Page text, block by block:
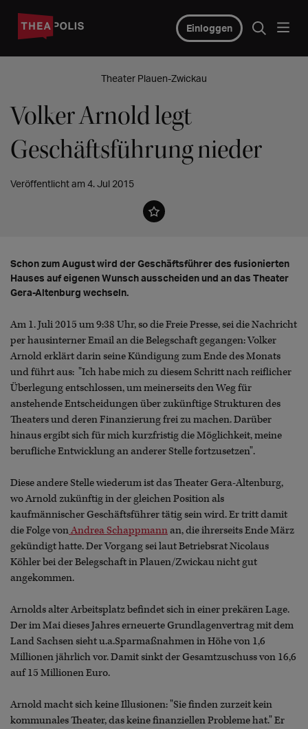
Einloggen
Theater Plauen-Zwickau
Volker Arnold legt
Geschäftsführung nieder
Veröffentlicht am 4. Jul 2015
Schon zum August wird der Geschäftsführer des fusionierten
Hauses auf eigenen Wunsch ausscheiden und an das Theater
Gera-Altenburg wechseln.
Am 1. Juli 2015 um 9:38 Uhr, so die Freie Presse, sei die Nachricht
per hausinterner Email an die Belegschaft gegangen: Volker
Arnold erklärt darin seine Kündigung zum Ende des Monats
und führt aus: "Ich habe mich zu diesem Schritt nach reiflicher
Überlegung entschlossen, um meinerseits den Weg für
anstehende Entscheidungen über zukünftige Strukturen des
Theaters und deren Finanzierung frei zu machen. Darüber
hinaus ergibt sich für mich kurzfristig die Möglichkeit, meine
berufliche Entwicklung an anderer Stelle fortzusetzen".
Diese andere Stelle wiederum ist das Theater Gera-Altenburg,
wo Arnold zukünftig in der gleichen Position als
kaufmännischer Geschäftsführer tätig sein wird. Er tritt damit
die Folge vonAndrea Schappmannan, die ihrerseits Ende März
gekündigt hatte. Der Vorgang sei laut Betriebsrat Nicolaus
Köhler bei der Belegschaft in Plauen/Zwickau nicht gut
angekommen.
Arnolds alter Arbeitsplatz befindet sich in einer prekären Lage.
Der im Mai dieses Jahres erneuerte Grundlagenvertrag mit dem
Land Sachsen sieht u.a.Sparmaßnahmen in Höhe von 1,6
Millionen jährlich vor. Damit sinkt der Gesamtzuschuss von 16,6
auf 15 Millionen Euro.
Arnold macht sich keine Illusionen: "Sie finden zurzeit kein
kommunales Theater, das keine finanziellen Probleme hat." Er